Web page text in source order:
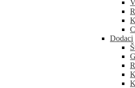
Dodaci